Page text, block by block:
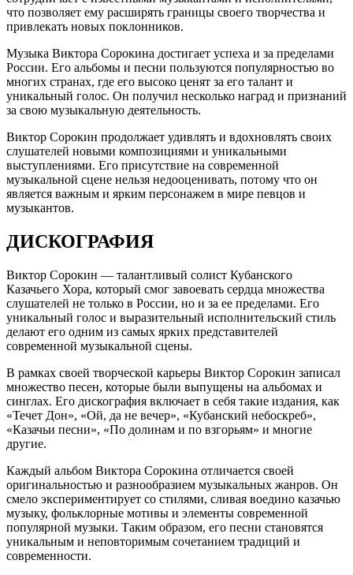
что позволяет ему расширять границы своего творчества и
привлекать новых поклонников.
Музыка Виктора Сорокина достигает успеха и за пределами
России. Его альбомы и песни пользуются популярностью во
многих странах, где его высоко ценят за его талант и
уникальный голос. Он получил несколько наград и признаний
за свою музыкальную деятельность.
Виктор Сорокин продолжает удивлять и вдохновлять своих
слушателей новыми композициями и уникальными
выступлениями. Его присутствие на современной
музыкальной сцене нельзя недооценивать, потому что он
является важным и ярким персонажем в мире певцов и
музыкантов.
ДИСКОГРАФИЯ
Виктор Сорокин — талантливый солист Кубанского
Казачьего Хора, который смог завоевать сердца множества
слушателей не только в России, но и за ее пределами. Его
уникальный голос и выразительный исполнительский стиль
делают его одним из самых ярких представителей
современной музыкальной сцены.
В рамках своей творческой карьеры Виктор Сорокин записал
множество песен, которые были выпущены на альбомах и
синглах. Его дискография включает в себя такие издания, как
«Течет Дон», «Ой, да не вечер», «Кубанский небоскреб»,
«Казачьи песни», «По долинам и по взгорьям» и многие
другие.
Каждый альбом Виктора Сорокина отличается своей
оригинальностью и разнообразием музыкальных жанров. Он
смело экспериментирует со стилями, сливая воедино казачью
музыку, фольклорные мотивы и элементы современной
популярной музыки. Таким образом, его песни становятся
уникальным и неповторимым сочетанием традиций и
современности.